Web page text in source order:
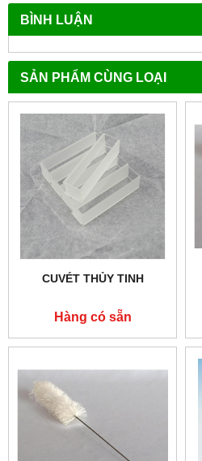
BÌNH LUẬN
SẢN PHẨM CÙNG LOẠI
CUVÉT THỦY TINH
Hàng có sẵn